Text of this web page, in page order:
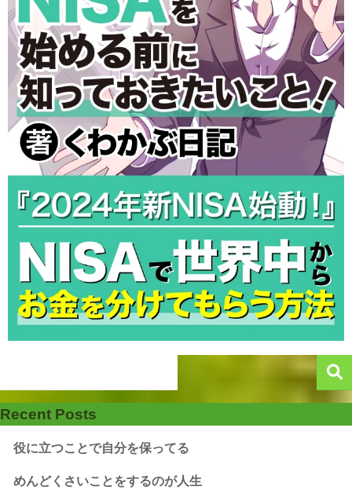
Recent Posts
役に立つことで自分を保ってる
めんどくさいことをするのが人生